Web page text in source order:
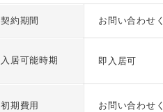
契約期間 お問い合わせ
入居可能時期 即入居可
初期費用 お問い合わせ